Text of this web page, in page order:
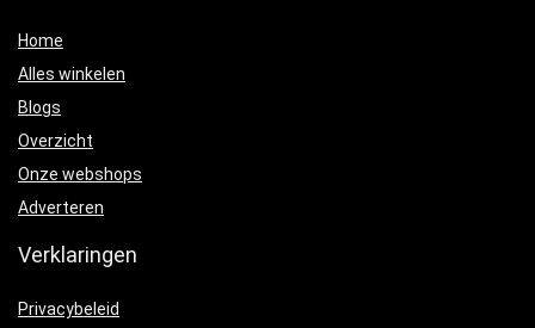
Home
Alles winkelen
Blogs
Overzicht
Onze webshops
Adverteren
Verklaringen
Privacybeleid